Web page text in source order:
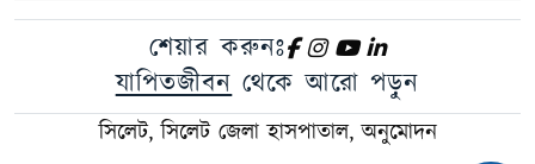
শেয়ার করুনঃ
যাপিতজীবন থেকে আরো পড়ুন
সিলেট, সিলেট জেলা হাসপাতাল, অনুমোদন